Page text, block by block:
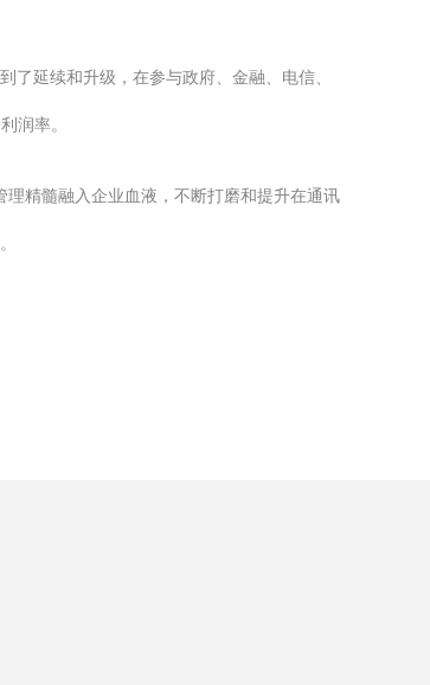
延续和升级，在参与政府、金融、电信、
润率。
精髓融入企业血液，不断打磨和提升在通讯